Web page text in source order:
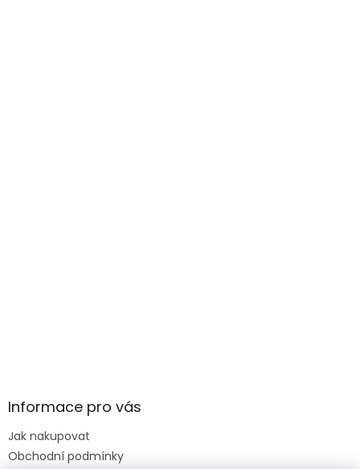
Informace pro vás
Jak nakupovat
Obchodní podmínky